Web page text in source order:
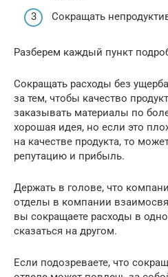
Сокращать
Разберем каждый пункт
Сокращать расходы без
за тем, чтобы качество
заказывать материалы по
хорошая идея, но если это
на качестве продукта, то
репутацию и прибыль.
Держать в голове, что
отделы в компании
вы сокращаете расходы в
сказаться на другом.
Если подозреваете, что